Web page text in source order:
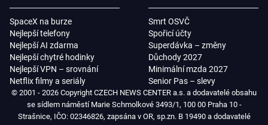
SpaceX na burze
Nejlepší telefony
Nejlepší AI zdarma
Nejlepší chytré hodinky
Nejlepší VPN – srovnání
Netflix filmy a seriály
Smrt OSVČ
Spořicí účty
Superdávka – změny
Důchody 2027
Minimální mzda 2027
Senior Pas – slevy
© 2001 - 2026 Copyright CZECH NEWS CENTER a.s. a dodavatelé obsahu
se sídlem náměstí Marie Schmolkové 3493/1, 100 00 Praha 10 -
Strašnice, IČO: 02346826, zapsána v OR, sp.zn. B 19490 a dodavatelé